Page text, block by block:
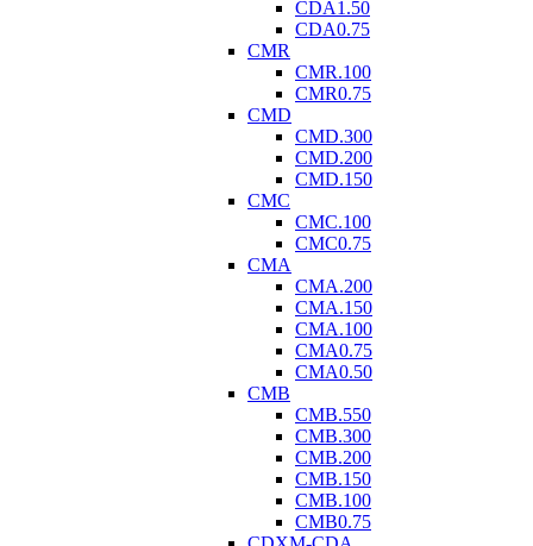
CDA1.50
CDA0.75
CMR
CMR.100
CMR0.75
CMD
CMD.300
CMD.200
CMD.150
CMC
CMC.100
CMC0.75
CMA
CMA.200
CMA.150
CMA.100
CMA0.75
CMA0.50
CMB
CMB.550
CMB.300
CMB.200
CMB.150
CMB.100
CMB0.75